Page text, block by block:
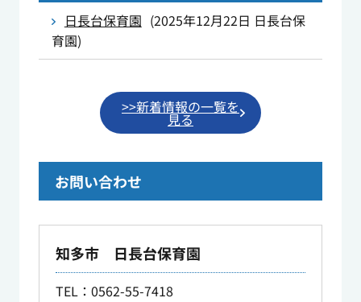
日長台保育園 (2025年12月22日 日長台保
育園)
>>新着情報の一覧を
見る
お問い合わせ
知多市 日長台保育園
TEL：0562-55-7418